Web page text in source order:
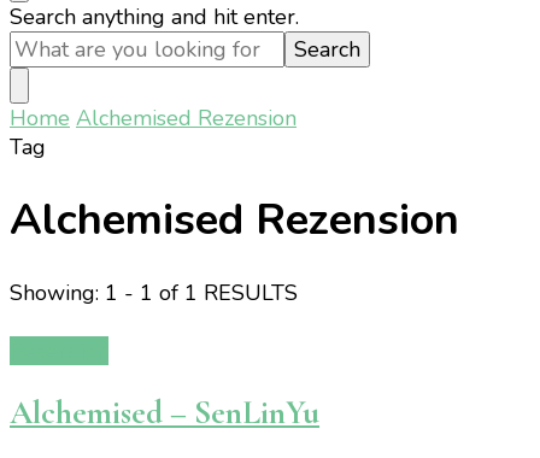
Looking
for
Something?
Search anything and hit enter.
Home Alchemised Rezension
Tag
Alchemised Rezension
Showing: 1 - 1 of 1 RESULTS
Alchemised – SenLinYu